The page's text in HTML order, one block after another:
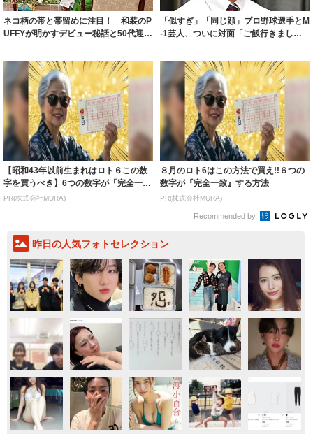
ネコ柄の帯と帯留めに注目！ 和装のP
UFFYが明かすデビュー秘話と50代迎え
「似すぎ」「同じ顔」プロ野球選手とM
-1芸人、ついに対面「ご飯行きまし
【昭和43年以前生まれはロト６この数
字を買うべき】6つの数字が「完全一
致」する方...
PR(株式会社MURA)
８月のロト6はこの方法で買え!!６つの
数字が『完全一致』する方法
PR(株式会社MURA)
Recommended by
昨日の人気フォトセレクション